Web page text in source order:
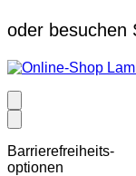
oder besuchen
Barrierefreiheits-
optionen